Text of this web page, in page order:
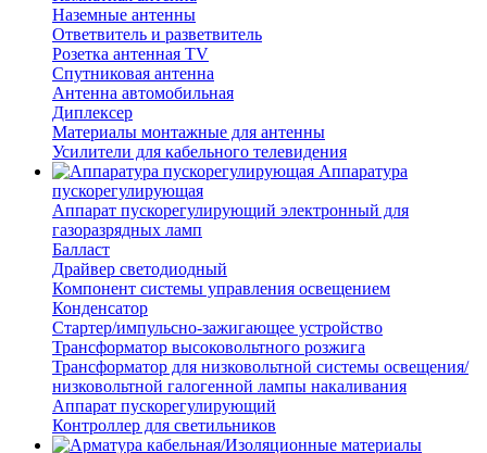
Наземные антенны
Ответвитель и разветвитель
Розетка антенная TV
Спутниковая антенна
Антенна автомобильная
Диплексер
Материалы монтажные для антенны
Усилители для кабельного телевидения
Аппаратура
пускорегулирующая
Аппарат пускорегулирующий электронный для
газоразрядных ламп
Балласт
Драйвер светодиодный
Компонент системы управления освещением
Конденсатор
Стартер/импульсно-зажигающее устройство
Трансформатор высоковольтного розжига
Трансформатор для низковольтной системы освещения/
низковольтной галогенной лампы накаливания
Аппарат пускорегулирующий
Контроллер для светильников